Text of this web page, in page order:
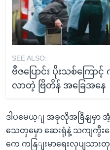
SEE ALSO:
ဗီဇပြောင်း ပိုးသစ်ကြေ
လာတဲ့ ဗြိတိန် အခြေအနေ
ဒါပမေယ့ျ အခုလိုအခြိနျမှ
သေတှမှော ဆေးရုံနဲ့ သကျကွီးစ
ကေ ကနြျးမာရေးလုပျသာ